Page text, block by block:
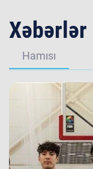
Xəbərlər
Hamısı